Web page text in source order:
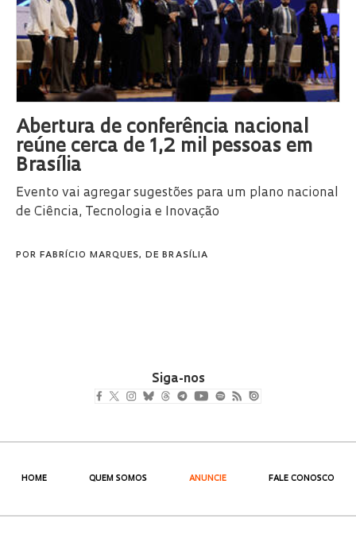
Abertura de conferência nacional
reúne cerca de 1,2 mil pessoas em
Brasília
Evento vai agregar sugestões para um plano nacional
de Ciência, Tecnologia e Inovação
POR FABRÍCIO MARQUES, DE BRASÍLIA
Siga-nos
HOME QUEM SOMOS ANUNCIE FALE CONOSCO